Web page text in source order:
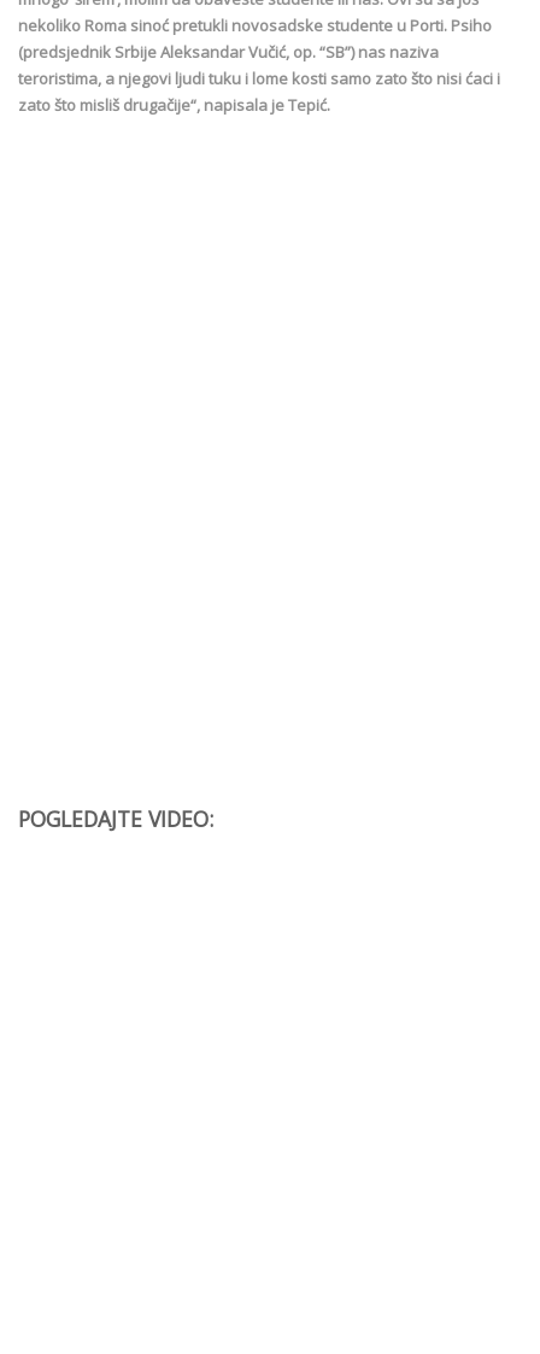
nekoliko Roma sinoć pretukli novosadske studente u Porti. Psiho
(predsjednik Srbije Aleksandar Vučić, op. “SB”) nas naziva
teroristima, a njegovi ljudi tuku i lome kosti samo zato što nisi ćaci i
zato što misliš drugačije“, napisala je Tepić.
POGLEDAJTE VIDEO: